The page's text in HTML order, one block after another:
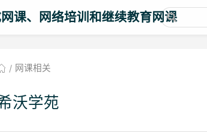
课、网络培训和继续教育网课
网课相关
沃学苑